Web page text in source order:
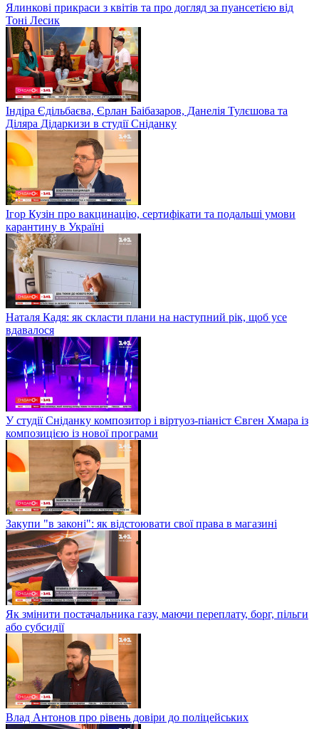
Ялинкові прикраси з квітів та про догляд за пуансетією від
Тоні Лесик
Індіра Єдільбаєва, Єрлан Баібазаров, Данелія Тулєшова та
Діляра Дідаркизи в студії Сніданку
Ігор Кузін про вакцинацію, сертифікати та подальші умови
карантину в Україні
Наталя Кадя: як скласти плани на наступний рік, щоб усе
вдавалося
У студії Сніданку композитор і віртуоз-піаніст Євген Хмара із
композицією із нової програми
Закупи "в законі": як відстоювати свої права в магазині
Як змінити постачальника газу, маючи переплату, борг, пільги
або субсидії
Влад Антонов про рівень довіри до поліцейських